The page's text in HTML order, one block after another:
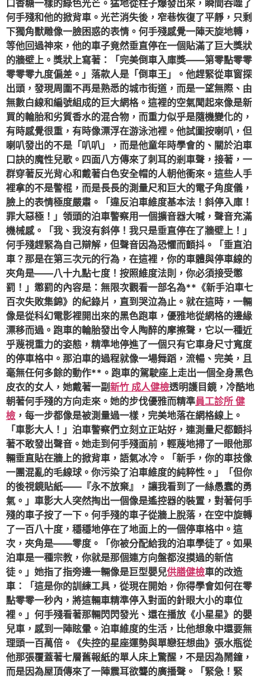
口香糖一樣的綠色光芒。猛地從柱子爆發出來，瞬間吞噬了
何手殘和他的掀背車。光芒消失後，窄巷恢復了平靜，只剩
下獨角獸雕像一臉困惑的表情。何手殘感覺一陣天旋地轉，
等他回過神來，他的車子竟然垂直停在一個貼滿了巨大獎狀
的牆壁上。獎狀上寫著：「完美倒車入庫獎——第零點零零
零零零九度偏差。」落款人是「倒車王」。他趕緊從車窗探
出頭，發現周圍不再是熟悉的城市街道，而是一望無際、由
無數白線和編號組成的巨大網格。這裡的空氣聞起來像是新
買的輪胎和劣質香水的混合物，而重力似乎是隨機變化的，
有時感覺很重，有時像漂浮在游泳池裡。他試圖按喇叭，但
喇叭發出的不是「叭叭」，而是他童年時學會的、關於泊車
口訣的魔性兒歌。四面八方傳來了刺耳的剎車聲，接著，一
群穿著反光背心和戴著白色安全帽的人朝他衝來。這些人手
裡拿的不是警棍，而是長長的測量尺和巨大的電子角度儀，
臉上的表情極度嚴肅。「違反泊車維度基本法！斜停入庫！
罪大惡極！」領頭的泊車警察用一個擴音器大喊，聲音充滿
機械感。「我、我沒有斜停！我只是垂直停在了牆壁上！」
何手殘趕緊為自己辯解，但聲音因為恐懼而顫抖。「垂直泊
車？那是在第三次元的行為，在這裡，你的車體與停車線的
夾角是——八十九點七度！按照維度法則，你必須接受懲
罰！」懲罰的內容是：無限次觀看一部名為**《新手泊車七
百次失敗集錦》的紀錄片，直到哭泣為止。就在這時，一輛
像是從科幻電影裡開出來的黑色跑車，優雅地從網格的邊緣
漂移而過。跑車的輪胎發出令人陶醉的摩擦聲，它以一種近
乎蔑視重力的姿態，精準地停進了一個只有它車身尺寸寬度
的停車格中。那泊車的過程就像一場舞蹈，流暢、完美，且
毫無任何多餘的動作**。跑車的駕駛座上走出一個全身黑色
皮衣的女人，她戴著一副新竹 成人健檢透明護目鏡，冷酷地
朝著何手殘的方向走來。她的步伐優雅而精準員工診所 健
檢 ，每一步都像是被測量過一樣，完美地落在網格線上。
「車影大人！」泊車警察們立刻立正站好，連測量尺都顫抖
著不敢發出聲音。她走到何手殘面前，輕蔑地掃了一眼他那
輛垂直貼在牆上的掀背車，語氣冰冷。「新手，你的車技像
一團混亂的毛線球。你污染了泊車維度的純粹性。」「但你
的後視鏡貼紙——『永不放棄』，讓我看到了一絲愚蠢的勇
氣。」車影大人突然掏出一個像是遙控器的裝置，對著何手
殘的車子按了一下。何手殘的車子從牆上脫落，在空中旋轉
了一百八十度，穩穩地停在了地面上的一個停車格中。這
次，夾角是——零度。「你被分配給我的泊車學徒了。如果
泊車是一種宗教，你就是那個連方向盤都沒摸過的新信
徒。」她指了指旁邊一輛像是巨型嬰兒供膳健檢車的改造
車：「這是你的訓練工具，從現在開始，你得學會如何在零
點零零一秒內，將這輛車精準停入對面的針眼大小的車位
裡。」何手殘看著那輛閃閃發光、還在播放《小星星》的嬰
兒車，感到一陣眩暈。泊車維度的生活，比他想象中還要無
理頭一百萬倍。《失控的星座運勢與單戀狂想曲》張水瓶從
他那張覆蓋著七層舊報紙的單人床上驚醒，不是因為鬧鐘，
而是因為屋頂傳來了一陣震耳欲聾的廣播聲。「緊急！緊